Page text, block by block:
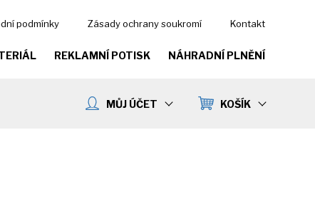
podmínky Zásady ochrany soukromí Kontakt
REKLAMNÍ POTISK NÁHRADNÍ PLNĚNÍ
KOŠÍK
MŮJ ÚČET